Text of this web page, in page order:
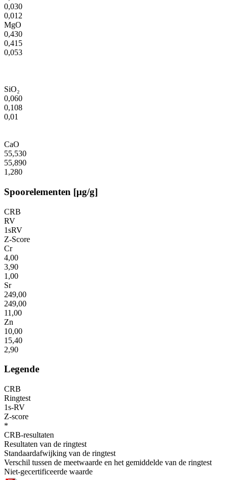
0,030
0,012
MgO
0,430
0,415
0,053
SiO₂
0,060
0,108
0,01
CaO
55,530
55,890
1,280
Spoorelementen [µg/g]
CRB
RV
1sRV
Z-Score
Cr
4,00
3,90
1,00
Sr
249,00
249,00
11,00
Zn
10,00
15,40
2,90
Legende
CRB
Ringtest
1s-RV
Z-score
*
CRB-resultaten
Resultaten van de ringtest
Standaardafwijking van de ringtest
Verschil tussen de meetwaarde en het gemiddelde van de ringtest
Niet-gecertificeerde waarde